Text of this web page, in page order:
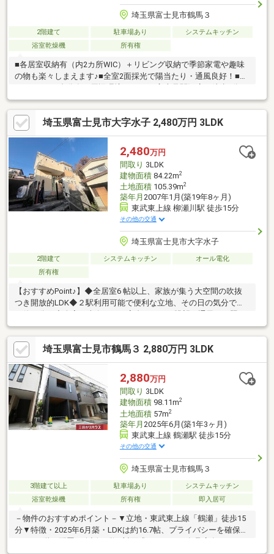
埼玉県富士見市鶴馬３
2階建て 駐車場あり
システムキッチン
浴室乾燥機
所有権
■各居室収納有（内2カ所WIC）＋リビング収納で季節家電や趣味
の物も楽々しまえます♪■全室2面採光で陽当たり・通風良好！■カ
（329m）デイリーヤマザキ 富士見みずほ台店 徒歩8分
（625m）ウエルシア 富士見鶴馬店 徒歩5分（349m）富士見市
立みずほ台小学校 徒歩7分（517m）打越公園 徒歩2分
（145m）
埼玉県富士見市大字水子 2,480万円 3LDK
2,480万円
間取り 3LDK
建物面積84.22m2
土地面積105.39m2
築年月 2007年1月(築19年8ヶ月)
東武東上線 柳瀬川駅 徒歩15分
その他の交通
埼玉県富士見市大字水子
2階建て システムキッチン
オール電化
所有権
【おすすめPoint♪】◆全居室6 帖以上、家族が集う大空間の吹抜
つき開放的LDK◆２駅利用可能で便利な立地、その日の気分で駅
大満足◆快適な住環境、太陽光システムのあるオール電化住宅
♪◆2 階にも洗面化粧台とトイレがあるので、身支度に便利【リフ
ォーム内容】●2階トイレウォッシュレット取付(2024年)●2階洗面
台水栓交換 ●エコキュート新規入替 ●キッチン水栓交換 ●1階
トイレウォシュレット交換、部品交換(2025年)
埼玉県富士見市鶴馬３ 2,880万円 3LDK
2,880万円
間取り 3LDK
建物面積98.11m2
土地面積57m2
築年月 2025年6月(築1年3ヶ月)
東武東上線 鶴瀬駅 徒歩15分
その他の交通
埼玉県富士見市鶴馬３
3階建て以上 駐車場あり
システムキッチン
浴室乾燥機
所有権 即入居可
－物件のおすすめポイント－▼立地・東武東上線「鶴瀬」徒歩15
分▼特徴・2025年6月築・LDKは約16.7帖、プライバシーを確保し